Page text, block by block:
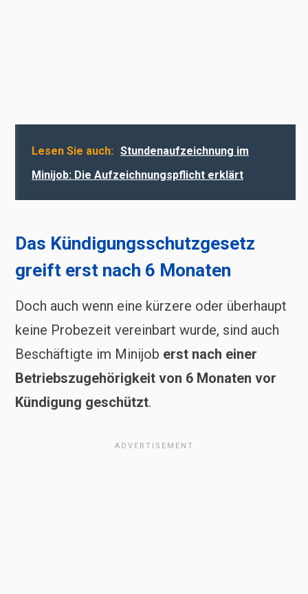
Lesen Sie auch: Stundenaufzeichnung im
Minijob: Die Aufzeichnungspflicht erklärt
Das Kündigungsschutzgesetz
greift erst nach 6 Monaten
Doch auch wenn eine kürzere oder überhaupt
keine Probezeit vereinbart wurde, sind auch
Beschäftigte im Minijob erst nach einer
Betriebszugehörigkeit von 6 Monaten vor
Kündigung geschützt.